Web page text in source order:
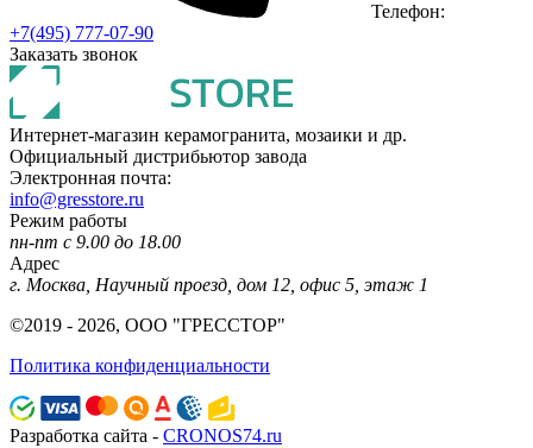
Телефон:
+7(495) 777-07-90
Заказать звонок
Интернет-магазин керамогранита, мозаики и др.
Официальный дистрибьютор завода
Электронная почта:
info@gresstore.ru
Режим работы
пн-пт с 9.00 до 18.00
Адрес
г. Москва, Научный проезд, дом 12, офис 5, этаж 1
©2019 - 2026, ООО "ГРЕССТОР"
Политика конфиденциальности
Разработка сайта - CRONOS74.ru